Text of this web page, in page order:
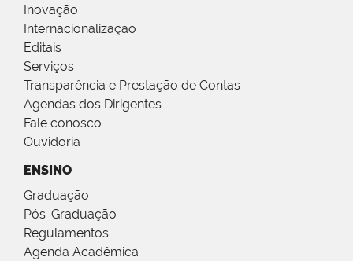
Inovação
Internacionalização
Editais
Serviços
Transparência e Prestação de Contas
Agendas dos Dirigentes
Fale conosco
Ouvidoria
ENSINO
Graduação
Pós-Graduação
Regulamentos
Agenda Acadêmica